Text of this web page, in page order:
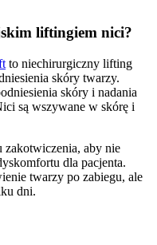
liftingiem nici?
to niechirurgiczny lifting
skóry twarzy.
skóry i nadania
są wszywane w skórę i
zakotwiczenia, aby nie
dla pacjenta.
twarzy po zabiegu, ale
dni.